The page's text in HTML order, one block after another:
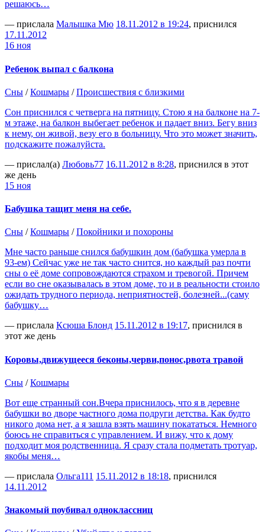
решаюсь…
— прислала Малышка Мю 18.11.2012 в 19:24, приснился
17.11.2012
16 ноя
Ребенок выпал с балкона
Сны /Кошмары /Происшествия с близкими
Сон приснился с четверга на пятницу. Стою я на балконе на 7-
м этаже, на балкон выбегает ребенок и падает вниз. Бегу вниз
к нему, он живой, везу его в больницу. Что это может значить,
подскажите пожалуйста.
— прислал(а) Любовь77 16.11.2012 в 8:28, приснился в этот
же день
15 ноя
Бабушка тащит меня на себе.
Сны /Кошмары /Покойники и похороны
Мне часто раньше снился бабушкин дом (бабушка умерла в
93-ем) Сейчас уже не так часто снится, но каждый раз почти
сны о её доме сопровождаются страхом и тревогой. Причем
если во сне оказывалась в этом доме, то и в реальности стоило
ожидать трудного периода, неприятностей, болезней...(саму
бабушку…
— прислала Ксюша Блонд 15.11.2012 в 19:17, приснился в
этот же день
Коровы,движущееся беконы,черви,понос,рвота травой
Сны /Кошмары
Вот еще странный сон.Вчера приснилось, что я в деревне
бабушки во дворе частного дома подруги детства. Как будто
никого дома нет, а я зашла взять машину покататься. Немного
боюсь не справиться с управлением. И вижу, что к дому
подходит моя родственница. Я сразу стала подметать тротуар,
якобы меня…
— прислала Ольга111 15.11.2012 в 18:18, приснился
14.11.2012
Знакомый поубивал одноклассниц